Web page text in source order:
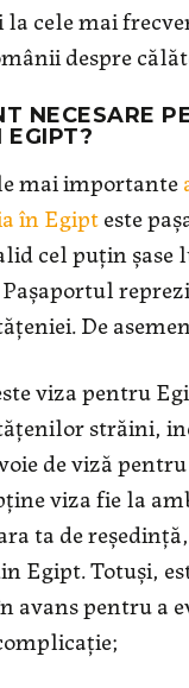
la cele mai
despre
NECESARE
EGIPT?
mai importante
în Egipteste
cel puțin șase
De
viza pentru
străini,
de viză
viza fie la
ta de
Egipt. Totuși,
avans pentru a